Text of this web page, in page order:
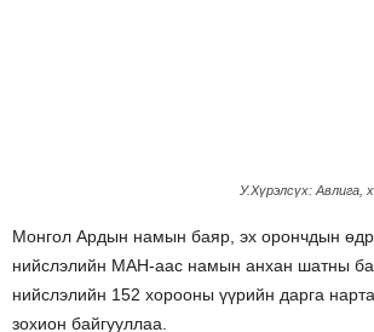
У.Хүрэлсүх: Авлига,
Монгол Ардын намын баяр, эх орончдын
нийслэлийн МАН-аас намын анхан шатны
нийслэлийн 152 хорооны үүрийн дарга
зохион байгууллаа.